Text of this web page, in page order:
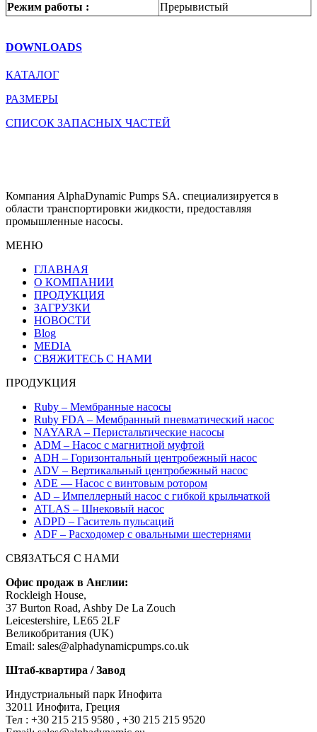
Режим работы :
Прерывистый
DOWNLOADS
КАТАЛОГ
РАЗМЕРЫ
СПИСОК ЗАПАСНЫХ ЧАСТЕЙ
Компания AlphaDynamic Pumps SA. специализируется в
области транспортировки жидкости, предоставляя
промышленные насосы.
МЕНЮ
ГЛАВНАЯ
О КОМПАНИИ
ПРОДУКЦИЯ
ЗАГРУЗКИ
НОВОСТИ
Blog
MEDIA
СВЯЖИТЕСЬ С НАМИ
ПРОДУКЦИЯ
Ruby – Мембранные насосы
Ruby FDA – Мембранный пневматический насос
NAYARA – Перистальтические насосы
ADM – Насос с магнитной муфтой
ADH – Горизонтальный центробежный насос
ADV – Вертикальный центробежный насос
ADE — Насос с винтовым ротором
AD – Импеллерный насос с гибкой крыльчаткой
ATLAS – Шнековый насос
ADPD – Гаситель пульсаций
ADF – Расходомер с овальными шестернями
СВЯЗАТЬСЯ С НАМИ
Офис продаж в Англии:
Rockleigh House,
37 Burton Road, Ashby De La Zouch
Leicestershire, LE65 2LF
Великобритания (UK)
Email: sales@alphadynamicpumps.co.uk
Штаб-квартира / Завод
Индустриальный парк Инофита
32011 Инофита, Греция
Teл : +30 215 215 9580 , +30 215 215 9520